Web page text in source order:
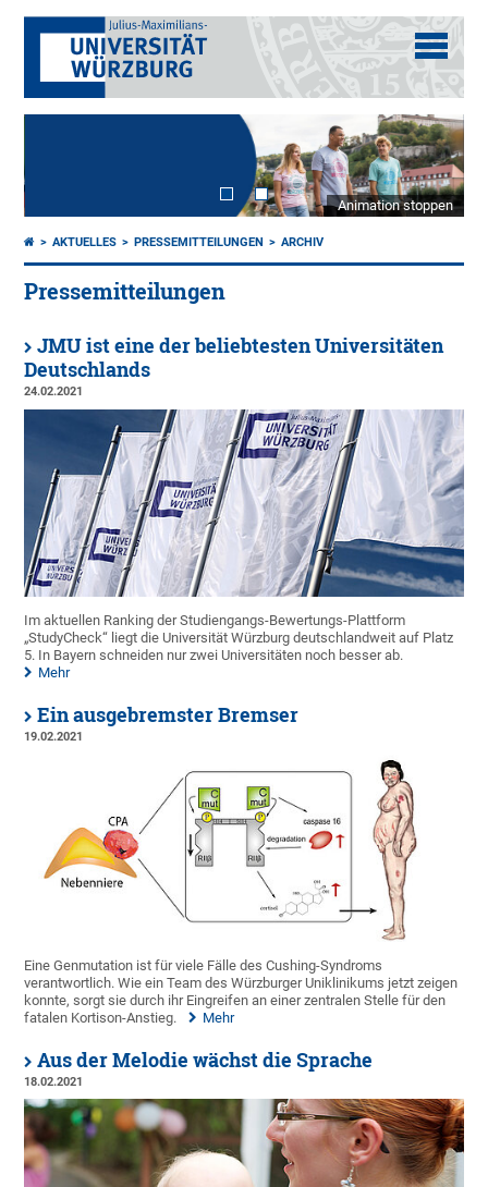
Animation stoppen
AKTUELLES PRESSEMITTEILUNGEN ARCHIV
Pressemitteilungen
JMU ist eine der beliebtesten Universitäten
Deutschlands
24.02.2021
Im aktuellen Ranking der Studiengangs-Bewertungs-Plattform
„StudyCheck“ liegt die Universität Würzburg deutschlandweit auf Platz
5. In Bayern schneiden nur zwei Universitäten noch besser ab.
Mehr
Ein ausgebremster Bremser
19.02.2021
Eine Genmutation ist für viele Fälle des Cushing-Syndroms
verantwortlich. Wie ein Team des Würzburger Uniklinikums jetzt zeigen
konnte, sorgt sie durch ihr Eingreifen an einer zentralen Stelle für den
fatalen Kortison-Anstieg.
Mehr
Aus der Melodie wächst die Sprache
18.02.2021